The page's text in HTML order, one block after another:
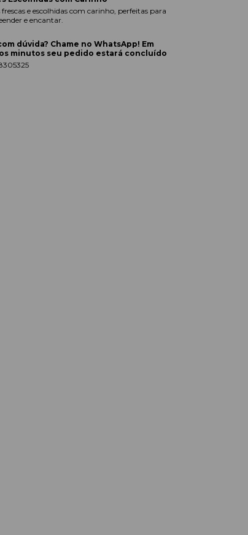
frescas e escolhidas com carinho, perfeitas para
e encantar.
dúvida? Chame no WhatsApp! Em
minutos seu pedido estará concluído